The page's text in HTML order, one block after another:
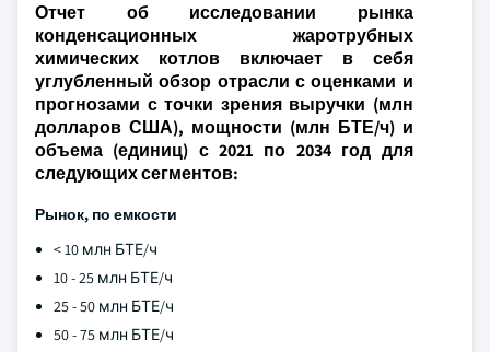
Отчет об исследовании рынка
конденсационных жаротрубных
химических котлов включает в себя
углубленный обзор отрасли с оценками и
прогнозами с точки зрения выручки (млн
долларов США), мощности (млн БТЕ/ч) и
объема (единиц) с 2021 по 2034 год для
следующих сегментов:
Рынок, по емкости
< 10 млн БТЕ/ч
10 - 25 млн БТЕ/ч
25 - 50 млн БТЕ/ч
50 - 75 млн БТЕ/ч